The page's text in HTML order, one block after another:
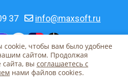
37 info@maxsoft.ru
Красноярск, Урицкого, 31
чтобы вам было удобнее
сайтом. Продолжая
сайта, вы соглашаетесь c
нами файлов cookies.